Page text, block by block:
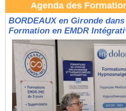
Agenda des
BORDEAUX en Gironde
Formation en EMDR